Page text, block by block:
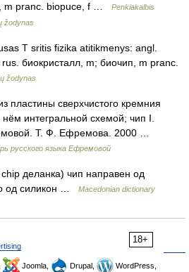
m pranc. biopuce, f …
Penkiakalbis
žodynas
T sritis fizika atitikmenys: angl.
биокристалл, m; биочип, m pranc.
žodynas
пластины сверхчистого кремния
интегральной схемой; чип I.
Т. Ф. Ефремова. 2000 …
русского языка Ефремовой
деланка) чип направен од
од силикон …
Macedonian dictionary
18+
Joomla, Drupal,
WordPress,